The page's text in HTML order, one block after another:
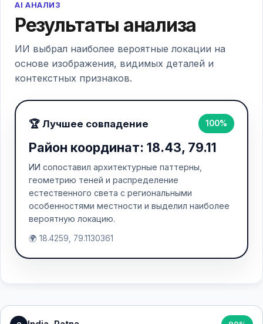
AI АНАЛИЗ
Результаты анализа
ИИ выбрал наиболее вероятные локации на
основе изображения, видимых деталей и
контекстных признаков.
🏆 Лучшее совпадение 100%
Район координат: 18.43, 79.11
ИИ сопоставил архитектурные паттерны,
геометрию теней и распределение
естественного света с региональными
особенностями местности и выделил наиболее
вероятную локацию.
🌍 18.4259, 79.1130361